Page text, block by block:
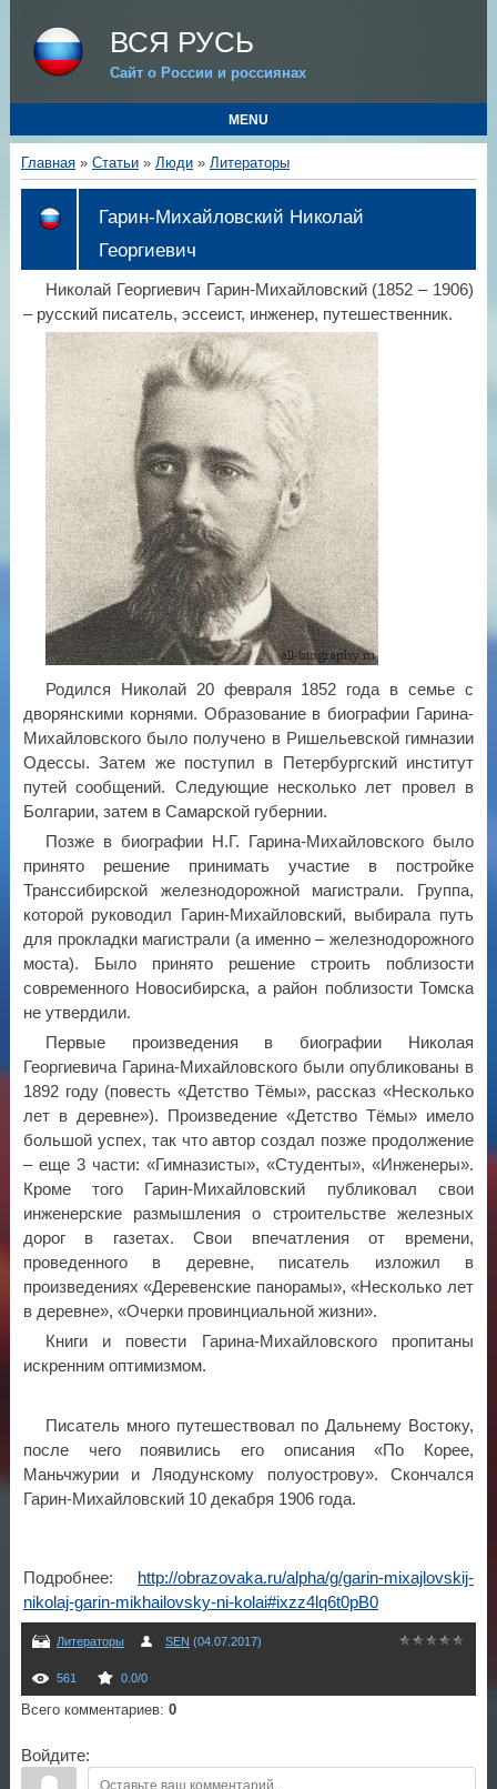
ВСЯ РУСЬ
Сайт о России и россиянах
MENU
Главная» Статьи» Люди» Литераторы
Гарин-Михайловский Николай
Георгиевич
Николай Георгиевич Гарин-Михайловский (1852 – 1906)
– русский писатель, эссеист, инженер, путешественник.
Родился Николай 20 февраля 1852 года в семье с
дворянскими корнями. Образование в биографии Гарина-
Михайловского было получено в Ришельевской гимназии
Одессы. Затем же поступил в Петербургский институт
путей сообщений. Следующие несколько лет провел в
Болгарии, затем в Самарской губернии.
Позже в биографии Н.Г. Гарина-Михайловского было
принято решение принимать участие в постройке
Транссибирской железнодорожной магистрали. Группа,
которой руководил Гарин-Михайловский, выбирала путь
для прокладки магистрали (а именно – железнодорожного
моста). Было принято решение строить поблизости
современного Новосибирска, а район поблизости Томска
не утвердили.
Первые произведения в биографии Николая
Георгиевича Гарина-Михайловского были опубликованы в
1892 году (повесть «Детство Тёмы», рассказ «Несколько
лет в деревне»). Произведение «Детство Тёмы» имело
большой успех, так что автор создал позже продолжение
– еще 3 части: «Гимназисты», «Студенты», «Инженеры».
Кроме того Гарин-Михайловский публиковал свои
инженерские размышления о строительстве железных
дорог в газетах. Свои впечатления от времени,
проведенного в деревне, писатель изложил в
произведениях «Деревенские панорамы», «Несколько лет
в деревне», «Очерки провинциальной жизни».
Книги и повести Гарина-Михайловского пропитаны
искренним оптимизмом.
Писатель много путешествовал по Дальнему Востоку,
после чего появились его описания «По Корее,
Маньчжурии и Ляодунскому полуострову». Скончался
Гарин-Михайловский 10 декабря 1906 года.
Подробнее:
http://obrazovaka.ru/alpha/g/garin-mixajlovskij-
nikolaj-garin-mikhailovsky-ni-kolai#ixzz4lq6t0pB0
Литераторы SEN (04.07.2017)
561 0.0/0
Всего комментариев: 0
Войдите: